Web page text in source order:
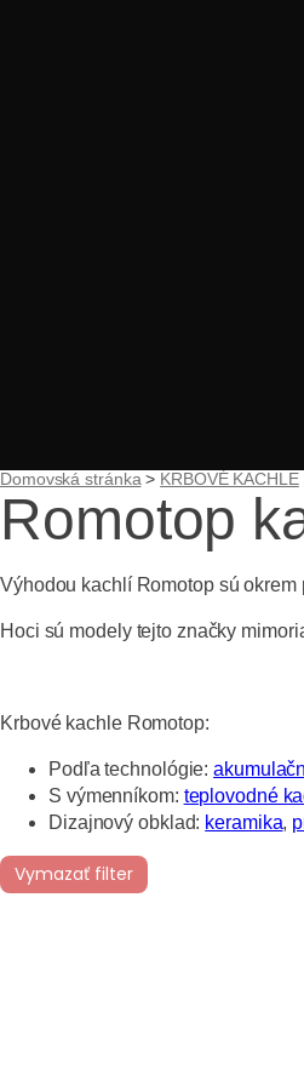
Domovská stránka > KRBOVÉ KACHLE
Romotop
Výhodou kachlí Romotop sú
Hoci sú modely tejto značky
Krbové kachle Romotop:
Podľa technológie:
S výmenníkom: teplovodné
Dizajnový obklad: keramika,
Vymazať filter